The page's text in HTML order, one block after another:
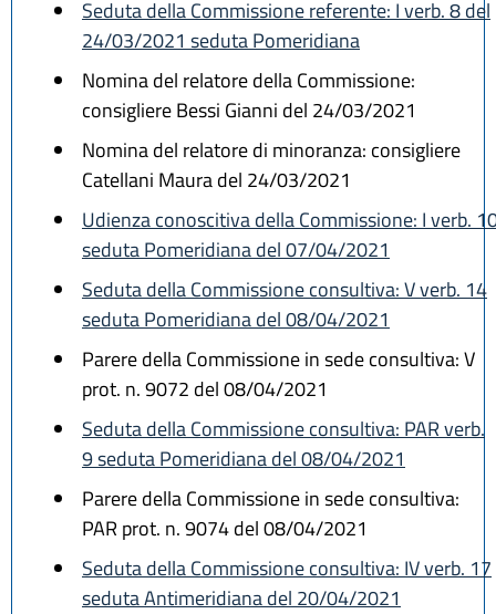
Seduta della Commissione referente: I verb. 8 del
24/03/2021 seduta Pomeridiana
Nomina del relatore della Commissione:
consigliere Bessi Gianni del 24/03/2021
Nomina del relatore di minoranza: consigliere
Catellani Maura del 24/03/2021
Udienza conoscitiva della Commissione: I verb.
seduta Pomeridiana del 07/04/2021
Seduta della Commissione consultiva: V verb. 14
seduta Pomeridiana del 08/04/2021
Parere della Commissione in sede consultiva: V
prot. n. 9072 del 08/04/2021
Seduta della Commissione consultiva: PAR verb.
9 seduta Pomeridiana del 08/04/2021
Parere della Commissione in sede consultiva:
PAR prot. n. 9074 del 08/04/2021
Seduta della Commissione consultiva: IV verb. 17
seduta Antimeridiana del 20/04/2021